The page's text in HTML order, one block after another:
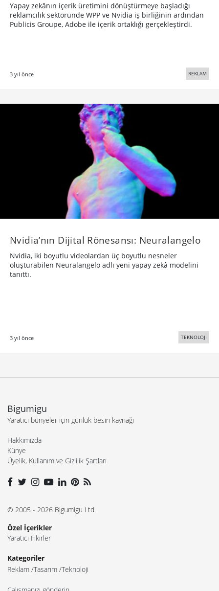
Yapay zekânın içerik üretimini dönüştürmeye başladığı
reklamcılık sektöründe WPP ve Nvidia iş birliğinin ardından
Publicis Groupe, Adobe ile içerik ortaklığı gerçekleştirdi.
3 yıl önce REKLAM
Nvidia’nın Dijital Rönesansı: Neuralangelo
Nvidia, iki boyutlu videolardan üç boyutlu nesneler
oluşturabilen Neuralangelo adlı yeni yapay zekâ modelini
tanıttı.
3 yıl önce TEKNOLOJİ
Bigumigu
Yaratıcı bünyeler için günlük besin kaynağı
Hakkımızda
Künye
Üyelik, Kullanım ve Gizlilik Şartları
© 2005 - 2026 Bigumigu Ltd.
Özel İçerikler
Yaratıcı Fikirler
Kategoriler
Reklam Tasarım Teknoloji